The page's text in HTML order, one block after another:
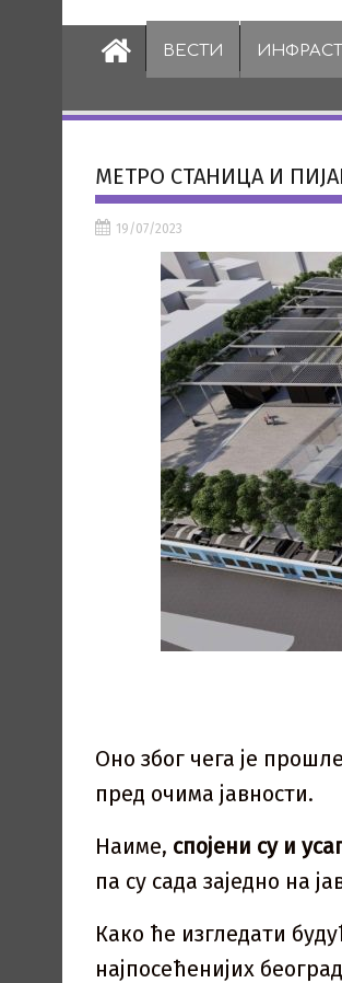
ВЕСТИ
МЕТРО СТАНИЦА И
19/07/2023
Оно због чега је
пред очима јавности.
Наиме, спојени су и
па су сада заједно на
Како ће изгледати
најпосећенијих